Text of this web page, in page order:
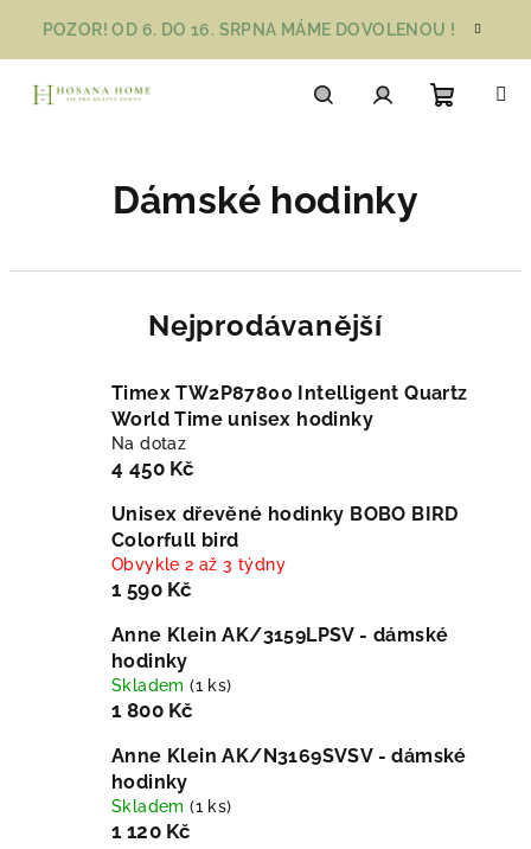
obsah
POZOR! OD 6. DO 16. SRPNA MÁME DOVOLENOU !
Dámské hodinky
Nejprodávanější
Timex TW2P87800 Intelligent Quartz
World Time unisex hodinky
Na dotaz
4 450 Kč
Unisex dřevěné hodinky BOBO BIRD
Colorfull bird
Obvykle 2 až 3 týdny
1 590 Kč
Anne Klein AK/3159LPSV - dámské
hodinky
Skladem(1 ks)
1 800 Kč
Anne Klein AK/N3169SVSV - dámské
hodinky
Skladem(1 ks)
1 120 Kč